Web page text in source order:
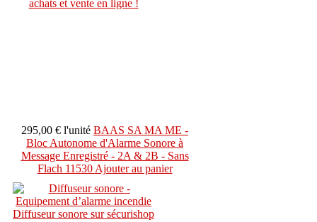
295,00 € l'unité BAAS SA MA ME -
Bloc Autonome d'Alarme Sonore à
Message Enregistré - 2A & 2B - Sans
Flach 11530Ajouter au panier